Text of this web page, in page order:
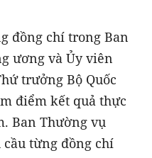
đồng chí trong Ban
ương và Ủy viên
trưởng Bộ Quốc
điểm kết quả thực
Ban Thường vụ
từng đồng chí